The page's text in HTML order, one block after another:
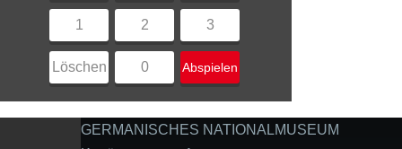
1 2 3
Löschen 0 Abspielen
GERMANISCHES NATIONALMUSEUM